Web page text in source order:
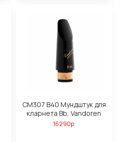
CM307 B40 Мундштук для
кларнета Bb, Vandoren
16290р.